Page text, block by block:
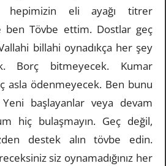
hepimizin eli ayağı titrer
ben Tövbe ettim. Dostlar geç
billahi oynadıkça her şey
Borç bitmeyecek. Kumar
asla ödenmeyecek. Ben bunu
başlayanlar veya devam
hiç bulaşmayın. Geç değil,
destek alın tövbe edin.
siz oynamadığınız her